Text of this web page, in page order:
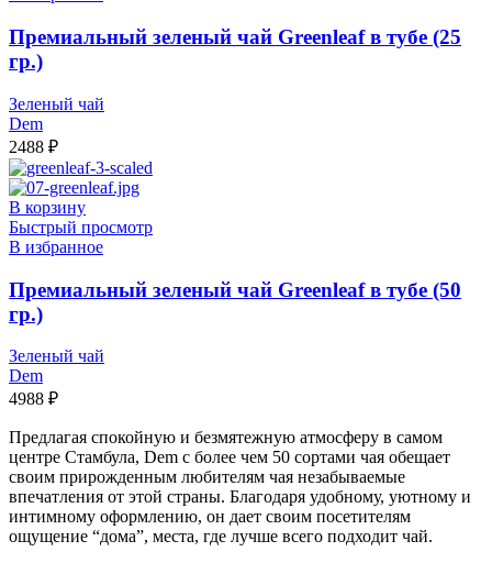
Премиальный зеленый чай Greenleaf в тубе (25
гр.)
Зеленый чай
Dem
2488 ₽
В корзину
Быстрый просмотр
В избранное
Премиальный зеленый чай Greenleaf в тубе (50
гр.)
Зеленый чай
Dem
4988 ₽
Предлагая спокойную и безмятежную атмосферу в самом
центре Стамбула, Dem с более чем 50 сортами чая обещает
своим прирожденным любителям чая незабываемые
впечатления от этой страны. Благодаря удобному, уютному и
интимному оформлению, он дает своим посетителям
ощущение “дома”, места, где лучше всего подходит чай.